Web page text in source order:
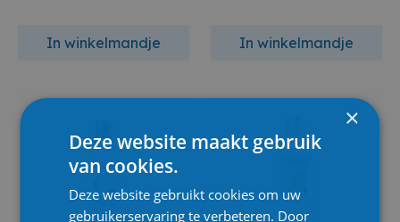
In winkelmandje In winkelmandje
×
Deze website maakt gebruik
van cookies.
Deze website gebruikt cookies om uw
gebruikerservaring te verbeteren. Door